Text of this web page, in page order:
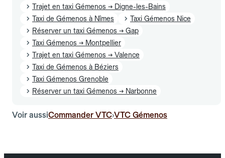
Trajet en taxi Gémenos → Digne-les-Bains
Taxi de Gémenos à Nîmes
Taxi Gémenos Nice
Réserver un taxi Gémenos → Gap
Taxi Gémenos → Montpellier
Trajet en taxi Gémenos → Valence
Taxi de Gémenos à Béziers
Taxi Gémenos Grenoble
Réserver un taxi Gémenos → Narbonne
Voir aussiCommander VTC›VTC Gémenos